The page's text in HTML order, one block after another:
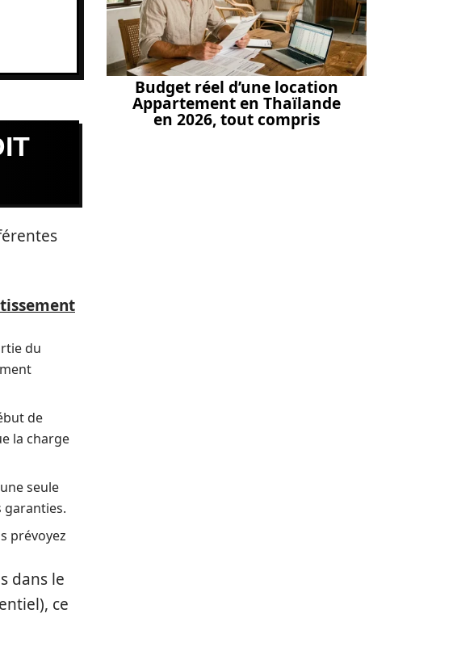
du
de
la charge
seule
garanties.
prévoyez
dans le
ce
Budget réel d’une location
Appartement en Thaïlande
en 2026, tout compris